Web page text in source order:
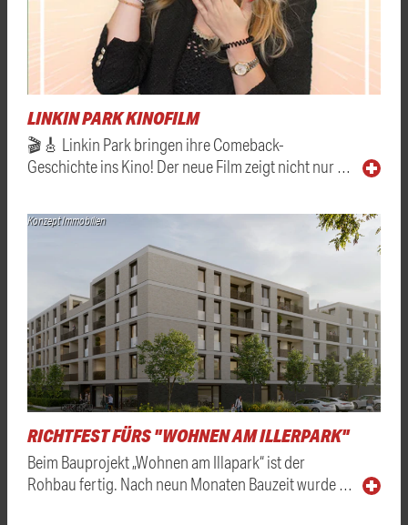
LINKIN PARK KINOFILM
🎬🎸 Linkin Park bringen ihre Comeback-
Geschichte ins Kino! Der neue Film zeigt nicht nur …
Konzept Immobilien
RICHTFEST FÜRS "WOHNEN AM ILLERPARK"
Beim Bauprojekt „Wohnen am Illapark“ ist der
Rohbau fertig. Nach neun Monaten Bauzeit wurde …